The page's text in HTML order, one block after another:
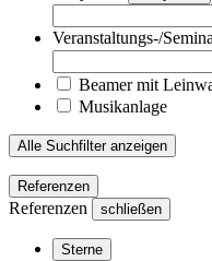
Veranstaltungs-/
Beamer mit
Musikanlage
Alle Suchfilter anzeigen
Referenzen
Referenzen schließen
Sterne